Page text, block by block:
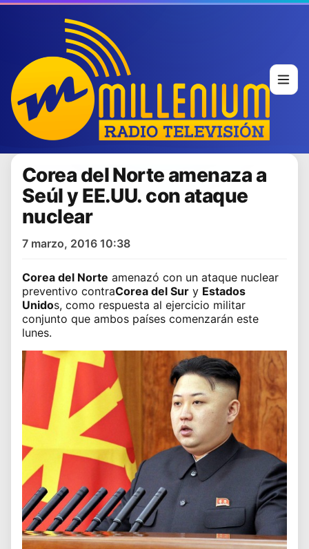
Corea del Norte amenaza a
Seúl y EE.UU. con ataque
nuclear
7 marzo, 2016 10:38
Corea del Norte amenazó con un ataque nuclear
preventivo contraCorea del Sur y Estados
Unidos, como respuesta al ejercicio militar
conjunto que ambos países comenzarán este
lunes.